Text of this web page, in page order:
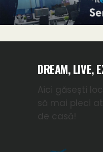
DREAM, LIVE,
Aici găsești
să mai pleci
de casă!